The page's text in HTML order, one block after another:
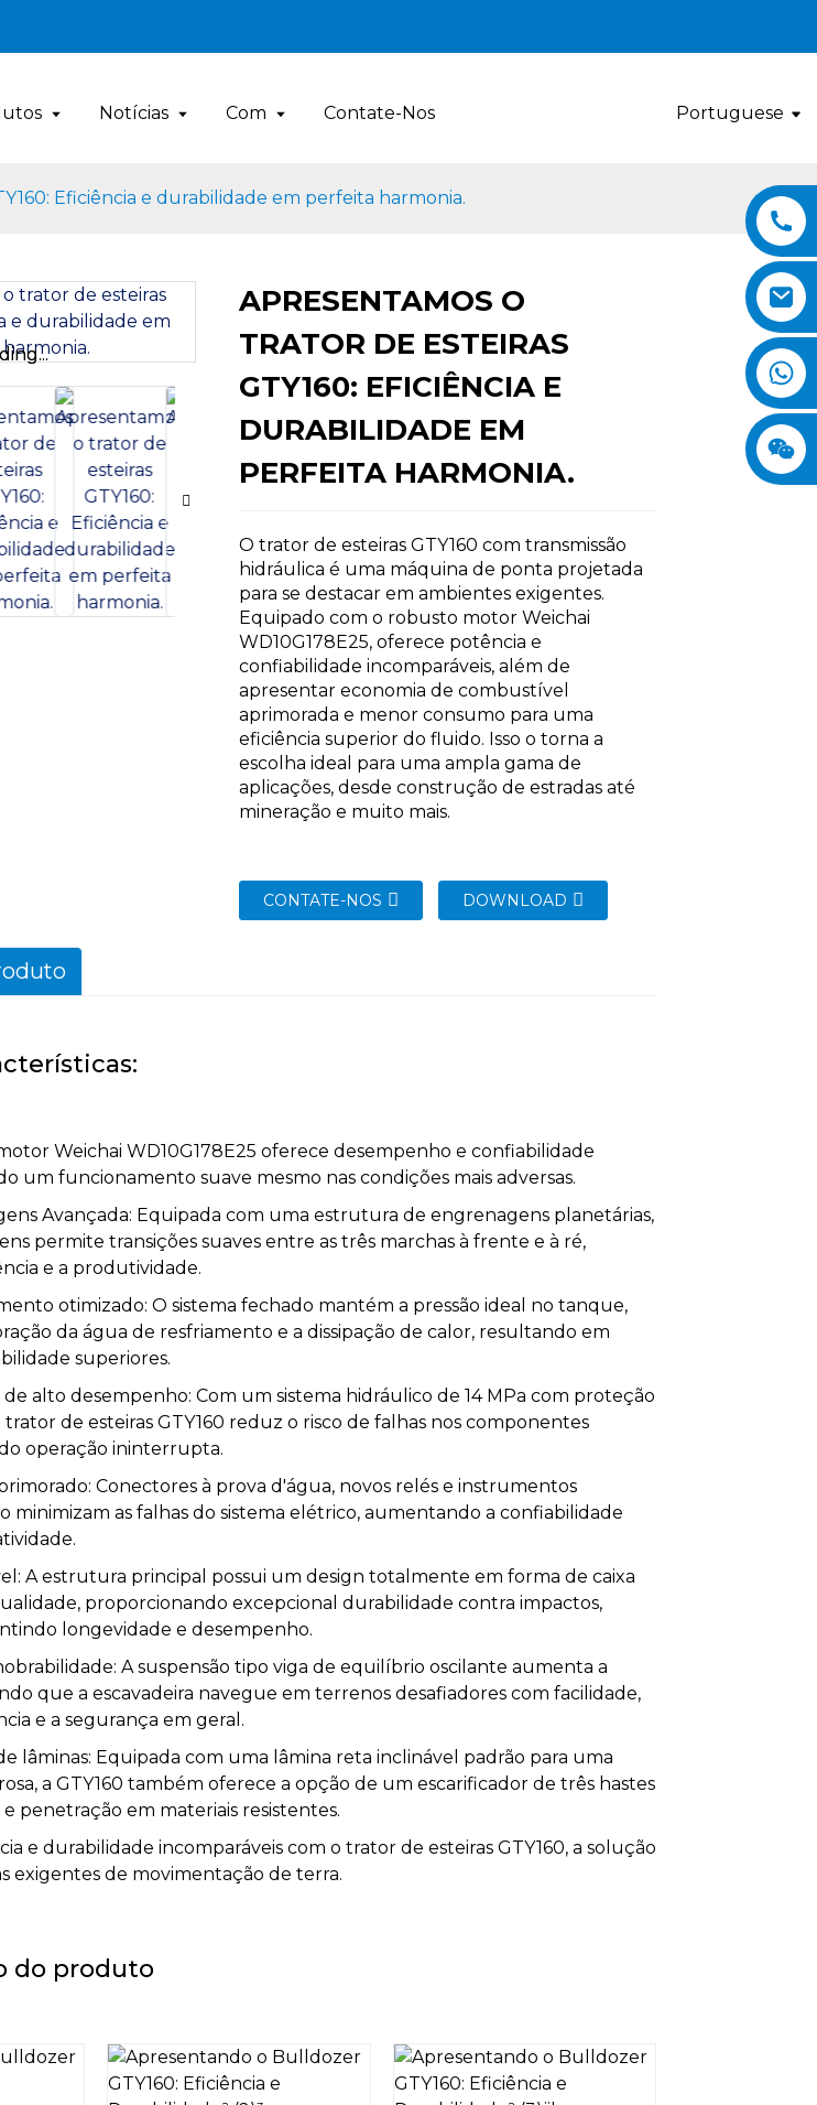
Notícias Com Contate-Nos Portuguese
Eficiência e durabilidade em perfeita harmonia.
Loading...
Loading...
APRESENTAMOS O
TRATOR DE ESTEIRAS
GTY160: EFICIÊNCIA E
DURABILIDADE EM
PERFEITA HARMONIA.
O trator de esteiras GTY160 com transmissão
hidráulica é uma máquina de ponta projetada
para se destacar em ambientes exigentes.
Equipado com o robusto motor Weichai
WD10G178E25, oferece potência e
confiabilidade incomparáveis, além de
apresentar economia de combustível
aprimorada e menor consumo para uma
eficiência superior do fluido. Isso o torna a
escolha ideal para uma ampla gama de
aplicações, desde construção de estradas até
mineração e muito mais.
CONTATE-NOS DOWNLOAD
Weichai WD10G178E25 oferece desempenho e confiabilidade
um funcionamento suave mesmo nas condições mais adversas.
Avançada: Equipada com uma estrutura de engrenagens planetárias,
permite transições suaves entre as três marchas à frente e à ré,
e a produtividade.
otimizado: O sistema fechado mantém a pressão ideal no tanque,
da água de resfriamento e a dissipação de calor, resultando em
superiores.
de alto desempenho: Com um sistema hidráulico de 14 MPa com proteção
de esteiras GTY160 reduz o risco de falhas nos componentes
operação ininterrupta.
Conectores à prova d'água, novos relés e instrumentos
minimizam as falhas do sistema elétrico, aumentando a confiabilidade
A estrutura principal possui um design totalmente em forma de caixa
proporcionando excepcional durabilidade contra impactos,
longevidade e desempenho.
A suspensão tipo viga de equilíbrio oscilante aumenta a
que a escavadeira navegue em terrenos desafiadores com facilidade,
e a segurança em geral.
lâminas: Equipada com uma lâmina reta inclinável padrão para uma
a GTY160 também oferece a opção de um escarificador de três hastes
penetração em materiais resistentes.
e durabilidade incomparáveis ​​com o trator de esteiras GTY160, a solução
exigentes de movimentação de terra.
do produto